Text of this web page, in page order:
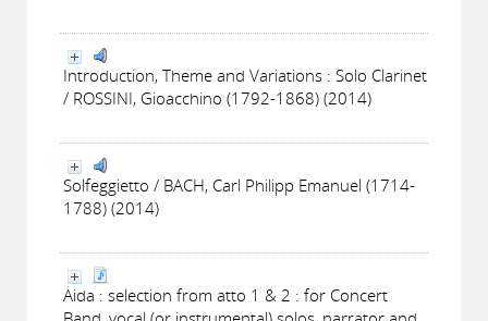
Introduction, Theme and Variations : Solo Clarinet
/ ROSSINI, Gioacchino (1792-1868) (2014)
Solfeggietto / BACH, Carl Philipp Emanuel (1714-
1788) (2014)
Aida : selection from atto 1 & 2 : for Concert